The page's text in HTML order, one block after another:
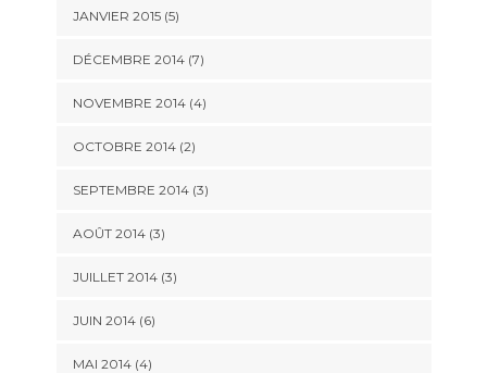
JANVIER 2015(5)
DÉCEMBRE 2014(7)
NOVEMBRE 2014(4)
OCTOBRE 2014(2)
SEPTEMBRE 2014(3)
AOÛT 2014(3)
JUILLET 2014(3)
JUIN 2014(6)
MAI 2014(4)